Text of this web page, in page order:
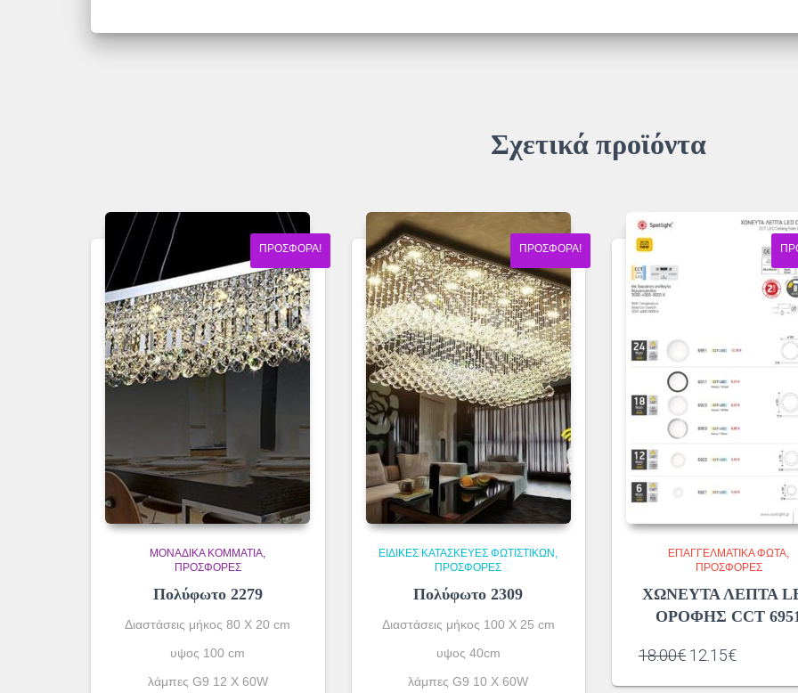
Σχετικά προϊόντα
ΠΡΟΣΦΟΡΆ!
ΜΟΝΆΔΙΚΑ ΚΟΜΜΆΤΙΑ
ΠΡΟΣΦΟΡΕΣ
Πολύφωτο 2279
Διαστάσεις μήκος 80 Χ 20 cm
υψος 100 cm
λάμπες G9 12 X 60W
ΠΡΟΣΦΟΡΆ!
ΕΙΔΙΚΈΣ ΚΑΤΑΣΚΕΥΈΣ ΦΩΤΙΣΤΙΚΏΝ
ΠΡΟΣΦΟΡΕΣ
Πολύφωτο 2309
Διαστάσεις μήκος 100 Χ 25 cm
υψος 40cm
λάμπες G9 10 X 60W
ΕΠΑΓΓΕΛΜΑΤΙΚΆ ΦΏΤΑ
ΠΡΟΣΦΟΡΕΣ
ΧΩΝΕΥΤΑ ΛΕΠΤΑ
ΟΡΟΦΗΣ CCT
18.00€ Original
12.15€Η